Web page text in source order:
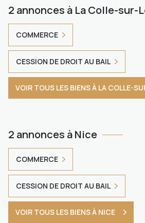
2 annonces à La Colle-sur-
COMMERCE
CESSION DE DROIT AU BAIL
VOIR TOUS LES BIENS À LA COLLE-
2 annonces à Nice
COMMERCE
CESSION DE DROIT AU BAIL
VOIR TOUS LES BIENS À NICE